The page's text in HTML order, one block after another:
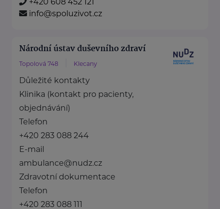
info@spoluzivot.cz
Národní ústav duševního zdraví
Topolová 748 Klecany
Důležité kontakty
Klinika (kontakt pro pacienty,
objednávání)
Telefon
+420 283 088 244
E-mail
ambulance@nudz.cz
Zdravotní dokumentace
Telefon
+420 283 088 111